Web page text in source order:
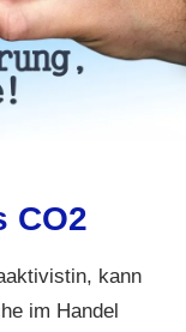
CO2
kann
im Handel